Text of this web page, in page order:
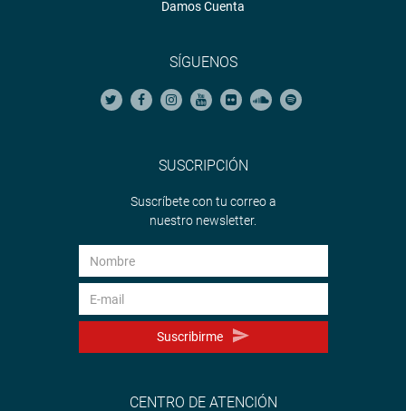
Damos Cuenta
SÍGUENOS
SUSCRIPCIÓN
Suscríbete con tu correo a
nuestro newsletter.
Suscribirme
CENTRO DE ATENCIÓN